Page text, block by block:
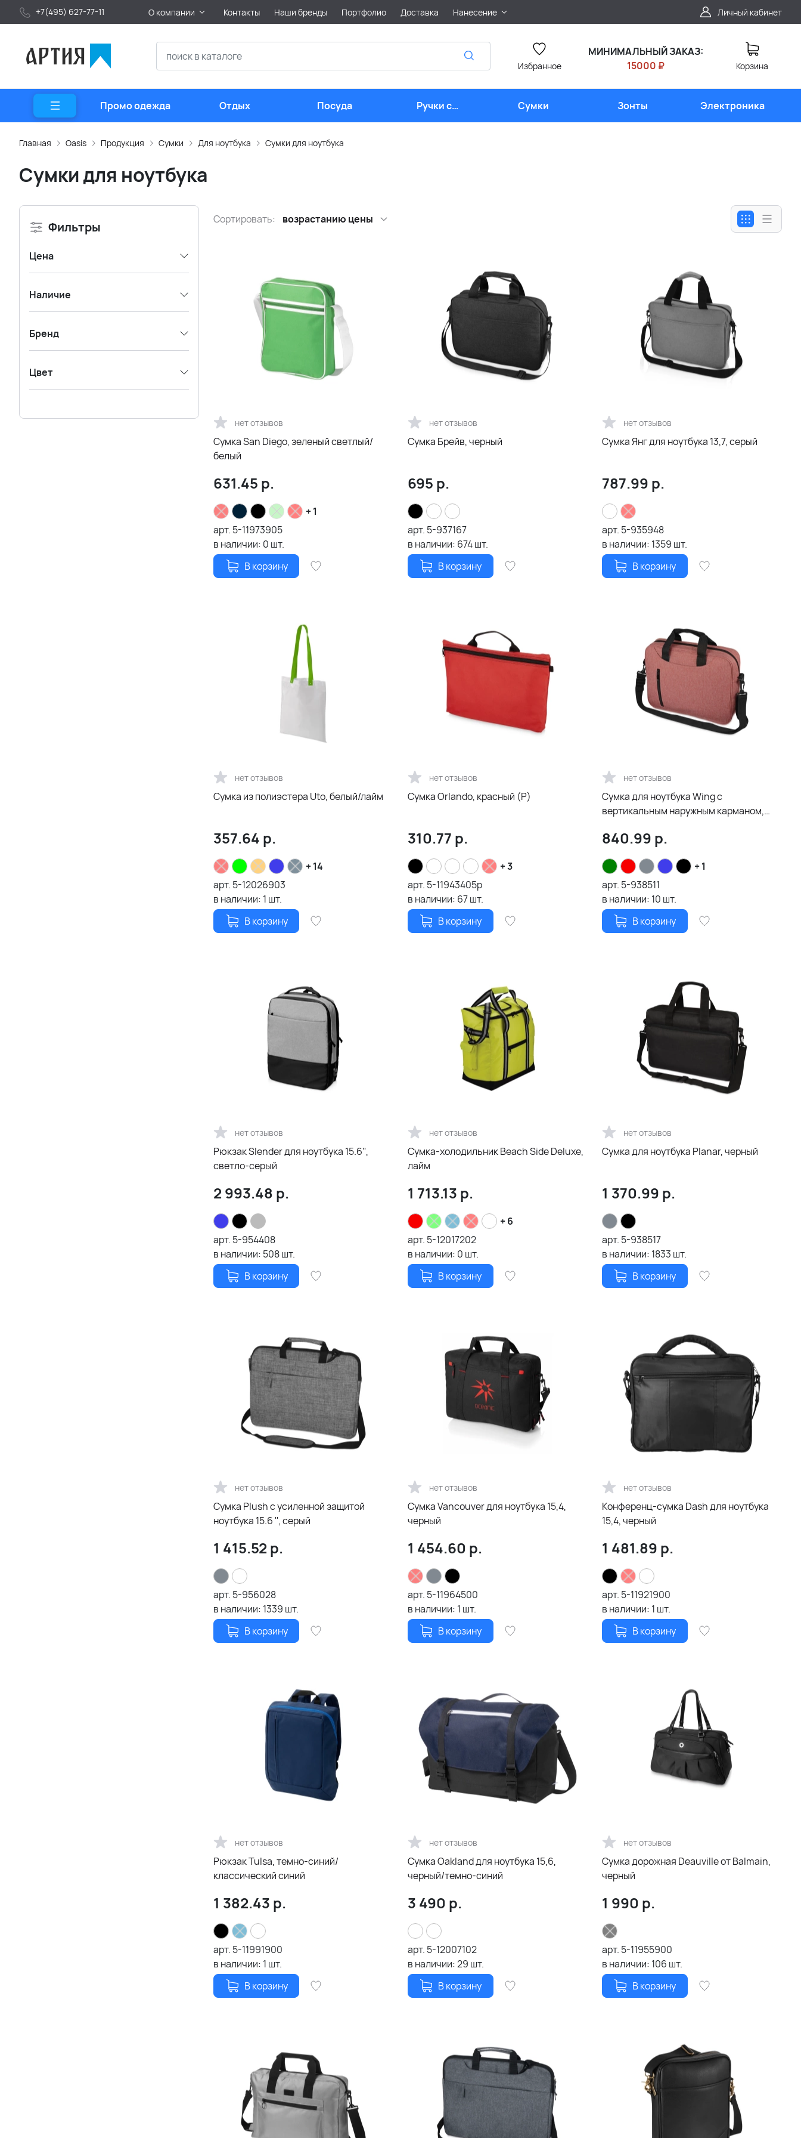
+7(495) 627-77-11 О компании Контакты Наши бренды Портфолио Доставка Нанесение Личный кабинет
Избранное
МИНИМАЛЬНЫЙ ЗАКАЗ:
15000 ₽
Корзина
Промо одежда Отдых Посуда
Ручки с
логотипом
Сумки Зонты Электроника
Главная Oasis Продукция Сумки Для ноутбука Сумки для ноутбука
Сумки для ноутбука
Фильтры
Цена
Наличие
Бренд
Цвет
Сортировать: возрастанию цены
нет отзывов
Сумка San Diego, зеленый светлый/
белый
631.45 р.
+ 1
арт. 5-11973905
в наличии: 0 шт.
В корзину
нет отзывов
Сумка Брейв, черный
695 р.
арт. 5-937167
в наличии: 674шт.
В корзину
нет отзывов
Сумка Янг для ноутбука 13,7, серый
787.99 р.
арт. 5-935948
в наличии: 1359 шт.
В корзину
нет отзывов
Сумка из полиэстера Uto, белый/лайм
357.64 р.
+ 14
арт. 5-12026903
в наличии: 1 шт.
В корзину
нет отзывов
Сумка Orlando, красный (Р)
310.77 р.
+ 3
арт. 5-11943405p
в наличии: 67шт.
В корзину
нет отзывов
Сумка для ноутбука Wing с
вертикальным наружным карманом,
840.99 р.
+ 1
арт. 5-938511
в наличии: 10 шт.
В корзину
нет отзывов
Рюкзак Slender для ноутбука 15.6'',
светло-серый
2 993.48 р.
арт. 5-954408
в наличии: 508шт.
В корзину
нет отзывов
Сумка-холодильник Beach Side Deluxe,
лайм
1 713.13 р.
+ 6
арт. 5-12017202
в наличии: 0 шт.
В корзину
нет отзывов
Сумка для ноутбука Planar, черный
1 370.99 р.
арт. 5-938517
в наличии: 1833 шт.
В корзину
нет отзывов
Сумка Plush c усиленной защитой
ноутбука 15.6 '', серый
1 415.52 р.
арт. 5-956028
в наличии: 1339 шт.
В корзину
нет отзывов
Сумка Vancouver для ноутбука 15,4,
черный
1 454.60 р.
арт. 5-11964500
в наличии: 1 шт.
В корзину
нет отзывов
Конференц-сумка Dash для ноутбука
15,4, черный
1 481.89 р.
арт. 5-11921900
в наличии: 1 шт.
В корзину
нет отзывов
Рюкзак Tulsa, темно-синий/
классический синий
1 382.43 р.
арт. 5-11991900
в наличии: 1 шт.
В корзину
нет отзывов
Сумка Oakland для ноутбука 15,6,
черный/темно-синий
3 490 р.
арт. 5-12007102
в наличии:29 шт.
В корзину
нет отзывов
Сумка дорожная Deauville от Balmain,
черный
1 990 р.
арт. 5-11955900
в наличии: 106 шт.
В корзину